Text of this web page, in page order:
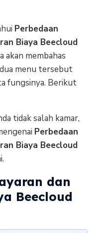
Perbedaan
Biaya Beecloud
akan membahas
menu tersebut
fungsinya. Berikut
tidak salah kamar,
Perbedaan
Biaya Beecloud
dan
Beecloud